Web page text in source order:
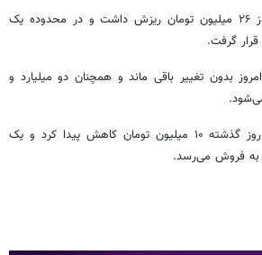
قیمت سهند S دنده‌ای امروز ۲۶ میلیون تومان ریزش داشت و در محدوده یک
قیمت شاهین اتوماتیک G امروز بدون تغییر باقی ماند و همچنان دو میلیارد و
قیمت کوییک S نسبت به روز گذشته ۱۰ میلیون تومان کاهش پیدا کرد و یک